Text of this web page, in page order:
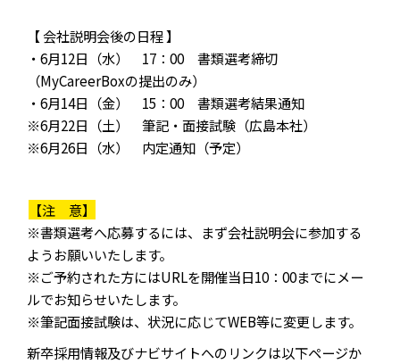
【 会社説明会後の日程 】
・6月12日（水） 17：00 書類選考締切
（MyCareerBoxの提出のみ）
・6月14日（金） 15：00 書類選考結果通知
※6月22日（土） 筆記・面接試験（広島本社）
※6月26日（水） 内定通知（予定）
【注 意】
※書類選考へ応募するには、まず会社説明会に参加する
ようお願いいたします。
※ご予約された方にはURLを開催当日10：00までにメー
ルでお知らせいたします。
※筆記面接試験は、状況に応じてWEB等に変更します。
新卒採用情報及びナビサイトへのリンクは以下ページか